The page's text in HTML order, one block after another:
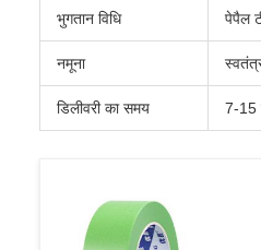
भुगतान विधि पेपैल
नमूना
डिलीवरी का समय 7-15